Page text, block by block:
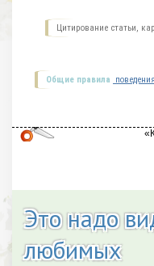
Цитирование статьи,
Общие правила
Это надо
любимых